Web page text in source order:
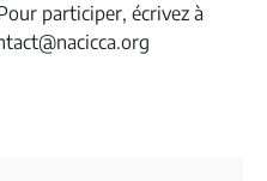
participer, écrivez à